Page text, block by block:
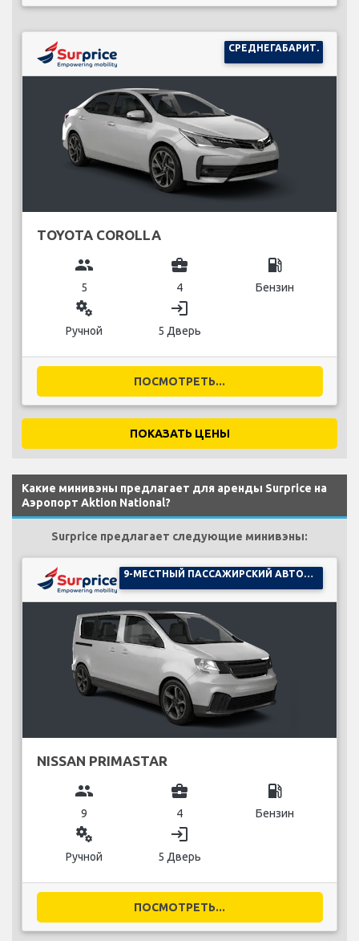
СРЕДНЕГАБАРИТ.
TOYOTA COROLLA
group
5
business_center
4
local_gas_station
Бензин
miscellaneous_services
Ручной
login
5 Дверь
ПОСМОТРЕТЬ...
ПОКАЗАТЬ ЦЕНЫ
Какие минивэны предлагает для аренды Surprice на
Аэропорт Aktion National?
Surprice предлагает следующие минивэны:
NISSAN PRIMASTAR
group
9
business_center
4
local_gas_station
Бензин
miscellaneous_services
Ручной
login
5 Дверь
ПОСМОТРЕТЬ...